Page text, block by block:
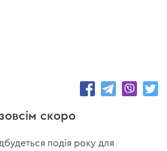
скоро
подія року для